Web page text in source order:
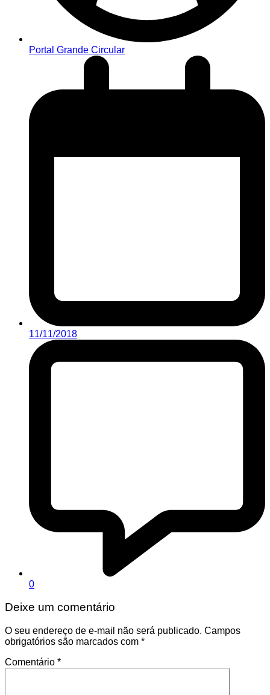
Portal Grande Circular
11/11/2018
0
Deixe um comentário
O seu endereço de e-mail não será publicado. Campos
obrigatórios são marcados com *
Comentário *